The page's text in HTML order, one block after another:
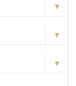
▾
▾
▾